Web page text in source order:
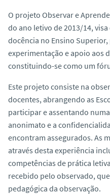
O projeto Observar e
do ano letivo de 2013/14,
docência no Ensino
experimentação e apoio aos
constituindo-se como um
Este projeto consiste na
docentes, abrangendo as
participar e assentando
anonimato e a
encontram assegurados. As
através desta experiência
competências de prática
recebido pelo observado,
pedagógica da observação.